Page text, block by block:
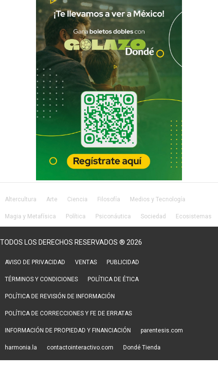
Altercultura Arte Ciencia Filosofía Medios y Tecnología
Magia y Metafísica Política Psiconáutica Sociedad Ecosistemas
TODOS LOS DERECHOS RESERVADOS ® 2026
AVISO DE PRIVACIDAD VENTAS PUBLICIDAD
TÉRMINOS Y CONDICIONES POLÍTICA DE ÉTICA
POLÍTICA DE REVISIÓN DE INFORMACIÓN
POLÍTICA DE CORRECCIONES Y FE DE ERRATAS
INFORMACIÓN DE PROPIEDAD Y FINANCIACIÓN parentesis.com
harmonia.la contactointeractivo.com Dondé Tienda